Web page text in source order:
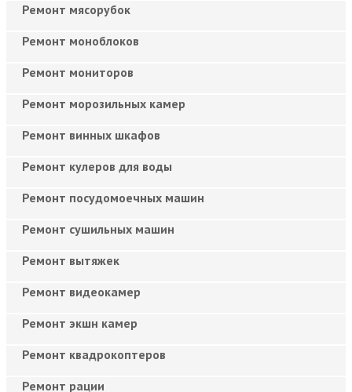
Ремонт мясорубок
Ремонт моноблоков
Ремонт мониторов
Ремонт морозильных камер
Ремонт винных шкафов
Ремонт кулеров для воды
Ремонт посудомоечных машин
Ремонт сушильных машин
Ремонт вытяжек
Ремонт видеокамер
Ремонт экшн камер
Ремонт квадрокоптеров
Ремонт рации